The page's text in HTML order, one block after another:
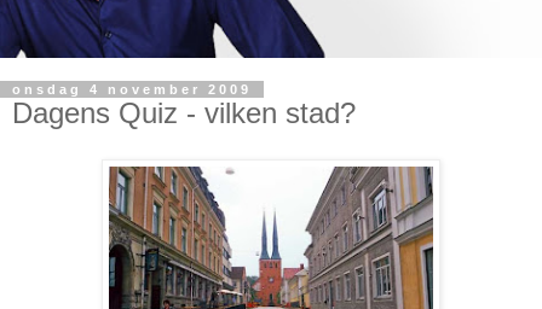
onsdag 4 november 2009
Dagens Quiz - vilken stad?